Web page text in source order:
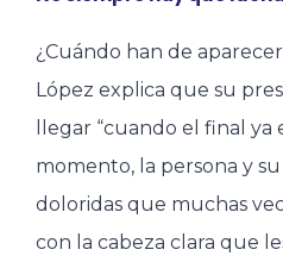
¿Cuándo han de
López explica que su
llegar “cuando el final ya
momento, la persona y
doloridas que muchas
con la cabeza clara que